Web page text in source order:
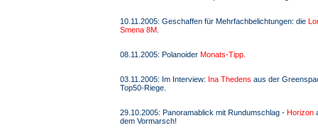
10.11.2005: Geschaffen für Mehrfachbelichtungen: die
Smena 8M
08.11.2005: Polanoider Monats-Tipp.
03.11.2005: Im Interview: Ina Thedens aus der
Top50-Riege.
29.10.2005: Panoramablick mit Rundumschlag - Horizon
dem Vormarsch!